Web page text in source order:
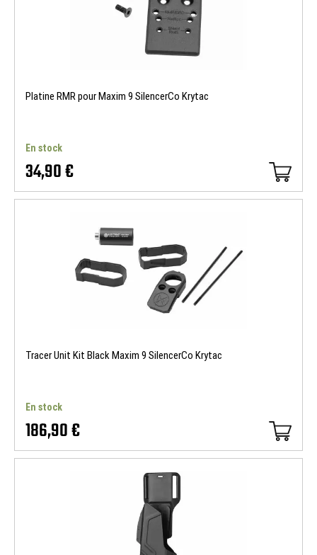
Platine RMR pour Maxim 9 SilencerCo Krytac
En stock
34,90 €
Tracer Unit Kit Black Maxim 9 SilencerCo Krytac
En stock
186,90 €